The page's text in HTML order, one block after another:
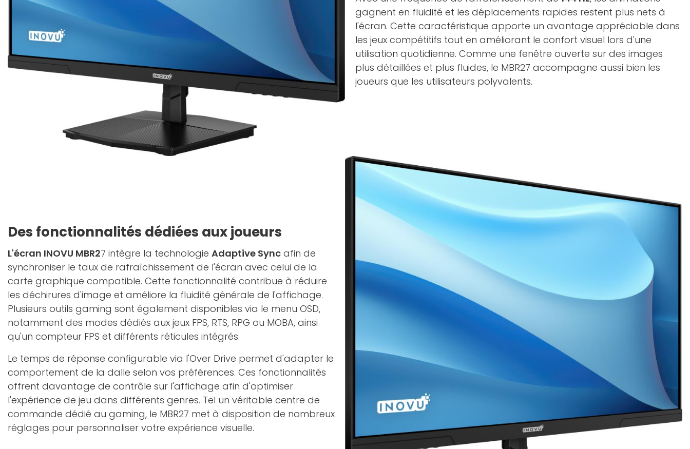
gagnent en fluidité et les déplacements rapides restent plus nets à
l'écran. Cette caractéristique apporte un avantage appréciable dans
les jeux compétitifs tout en améliorant le confort visuel lors d'une
utilisation quotidienne. Comme une fenêtre ouverte sur des images
plus détaillées et plus fluides, le MBR27 accompagne aussi bien les
joueurs que les utilisateurs polyvalents.
Des fonctionnalités dédiées aux joueurs
L'écran INOVU MBR27 intègre la technologie Adaptive Sync afin de
synchroniser le taux de rafraîchissement de l'écran avec celui de la
carte graphique compatible. Cette fonctionnalité contribue à réduire
les déchirures d'image et améliore la fluidité générale de l'affichage.
Plusieurs outils gaming sont également disponibles via le menu OSD,
notamment des modes dédiés aux jeux FPS, RTS, RPG ou MOBA, ainsi
qu'un compteur FPS et différents réticules intégrés.
Le temps de réponse configurable via l'Over Drive permet d'adapter le
comportement de la dalle selon vos préférences. Ces fonctionnalités
offrent davantage de contrôle sur l'affichage afin d'optimiser
l'expérience de jeu dans différents genres. Tel un véritable centre de
commande dédié au gaming, le MBR27 met à disposition de nombreux
réglages pour personnaliser votre expérience visuelle.